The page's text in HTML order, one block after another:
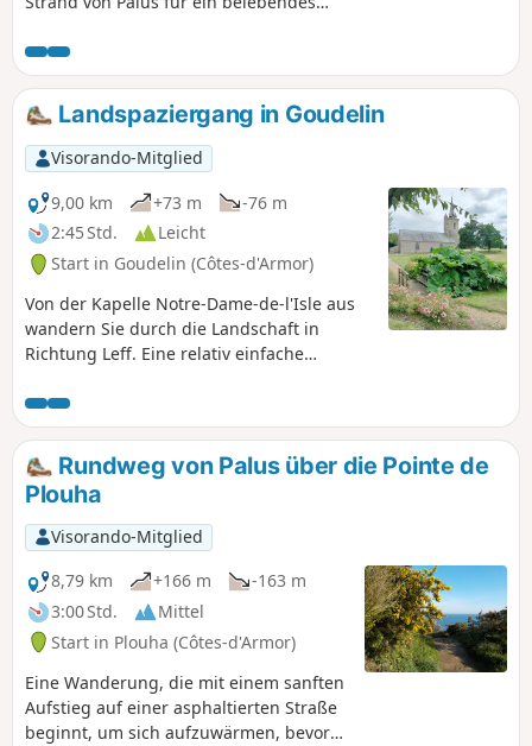
Crêpe!
Landspaziergang in Goudelin
Visorando-Mitglied
9,00 km
+73 m
-76 m
2:45 Std.
Leicht
Start in Goudelin (Côtes-d'Armor)
Von der Kapelle Notre-Dame-de-l'Isle aus
wandern Sie durch die Landschaft in
Richtung Leff. Eine relativ einfache
entlang von Flüssen und Bächen führt und
Ihnen die typische bretonische Landschaft
näherbringt.
Rundweg von Palus über die Pointe de
Plouha
Visorando-Mitglied
8,79 km
+166 m
-163 m
3:00 Std.
Mittel
Start in Plouha (Côtes-d'Armor)
Eine Wanderung, die mit einem sanften
Aufstieg auf einer asphaltierten Straße
beginnt, um sich aufzuwärmen, bevor